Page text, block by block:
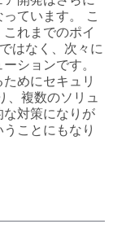
ています。 こ
れまでのポイ
はなく、次々に
ションです。
めにセキュリ
、複数のソリュ
な対策になりが
ことにもなり